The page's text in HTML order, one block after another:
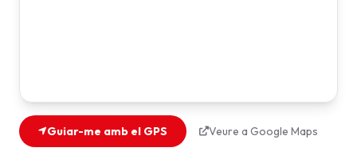
Guiar-me amb el GPS Veure a Google Maps